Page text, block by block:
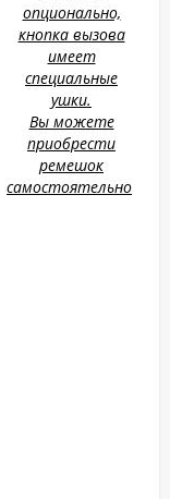
опционально,
кнопка вызова
имеет
специальные
ушки.
Вы можете
приобрести
ремешок
самостоятельно.